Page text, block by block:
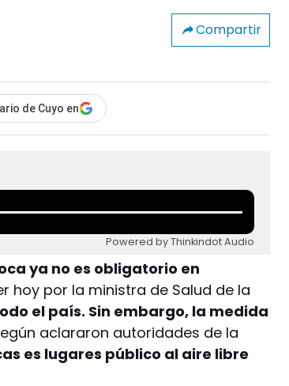
Compartir
de Cuyo en
Powered by Thinkindot Audio
ya no es obligatorio en
hoy por la ministra de Salud de la
el país. Sin embargo, la medida
aclararon autoridades de la
es lugares público al aire libre